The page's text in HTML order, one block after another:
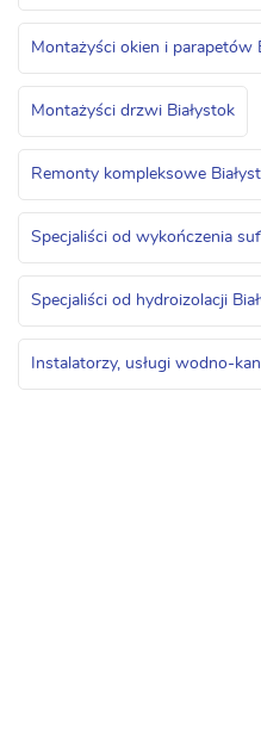
Montażyści okien i parapetów
Montażyści drzwi Białystok
Remonty kompleksowe
Specjaliści od wykończenia
Specjaliści od hydroizolacji
Instalatorzy, usługi wodno-